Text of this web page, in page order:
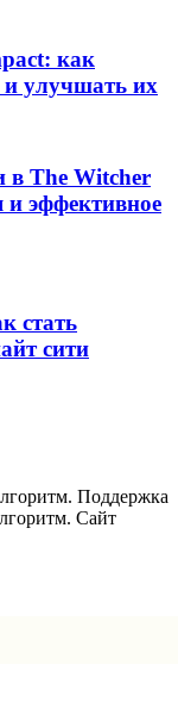
как
и улучшать их
в The Witcher
и эффективное
стать
сити
Поддержка
Сайт